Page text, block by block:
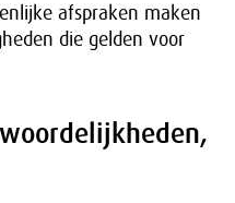
afspraken maken
die gelden voor